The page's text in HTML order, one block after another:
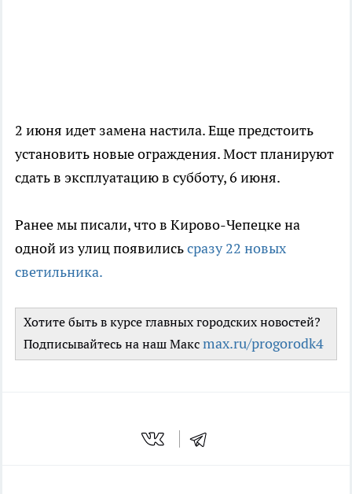
2 июня идет замена настила. Еще предстоить
установить новые ограждения. Мост планируют
сдать в эксплуатацию в субботу, 6 июня.
Ранее мы писали, что в Кирово-Чепецке на
одной из улиц появилисьсразу 22 новых
светильника.
Хотите быть в курсе главных городских новостей?
Подписывайтесь на наш Mакс max.ru/progorodk4